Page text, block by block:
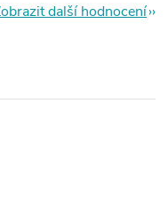
další hodnocení